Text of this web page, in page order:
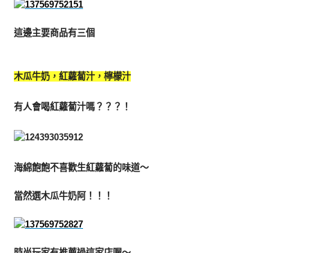
這邊主要商品有三個
木瓜牛奶，紅蘿蔔汁，檸檬汁
有人會喝紅蘿蔔汁嗎？？？！
海綿飽飽不喜歡生紅蘿蔔的味道～
當然選木瓜牛奶阿！！！